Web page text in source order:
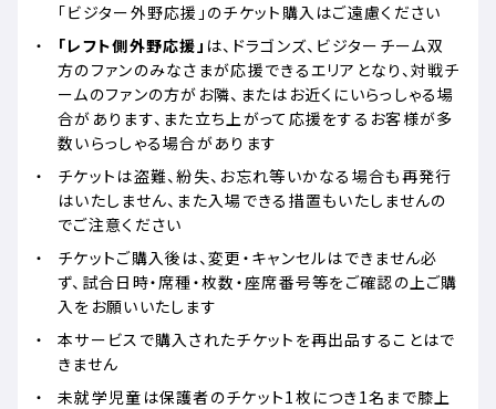
「ビジター外野応援」のチケット購入はご遠慮ください
「レフト側外野応援」 は、ドラゴンズ、ビジターチーム双
方のファンのみなさまが応援できるエリアとなり、対戦チ
ームのファンの方がお隣、またはお近くにいらっしゃる場
合があります、また立ち上がって応援をするお客様が多
数いらっしゃる場合があります
チケットは盗難、紛失、お忘れ等いかなる場合も再発行
はいたしません、また入場できる措置もいたしませんの
でご注意ください
チケットご購入後は、変更・キャンセルはできません必
ず、試合日時・席種・枚数・座席番号等をご確認の上ご購
入をお願いいたします
本サービスで購入されたチケットを再出品することはで
きません
未就学児童は保護者のチケット1枚につき1名まで膝上